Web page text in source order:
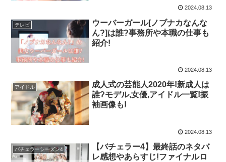
2024.08.13
テレビ
ウーバーガール[ノブナカなんな
ん?]は誰?事務所や本職の仕事も
紹介!
2024.08.13
アイドル
成人式の芸能人2020年!新成人は
誰?モデル,女優,アイドル一覧!振
袖画像も!
2024.08.13
バチェラーシーズン4
【バチェラー4】最終話のネタバ
レ感想やあらすじ!ファイナルロ